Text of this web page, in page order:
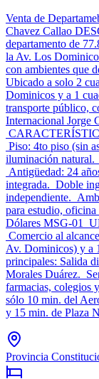
Venta de
Chavez Callao
departamento de
la Av. Los
con ambientes que
Ubicado a solo 2
Dominicos y a 1
transporte público,
Internacional Jorge
Piso: 4to piso (sin
iluminación
Antigüedad: 24
integrada. Doble
independiente.
para estudio,
Dólares MSG-01
Comercio al
Av. Dominicos) y a
principales: Salida
Morales Duárez.
farmacias, colegios
sólo 10 min. del
y 15 min. de Plaza
Provincia